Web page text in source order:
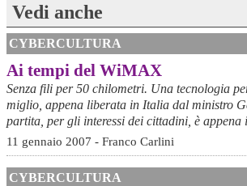
Vedi anche
CYBERCULTURA
Ai tempi del WiMAX
Senza fili per 50 chilometri. Una tecnologia
miglio, appena liberata in Italia dal ministro
partita, per gli interessi dei cittadini, è appena
11 gennaio 2007 - Franco Carlini
CYBERCULTURA